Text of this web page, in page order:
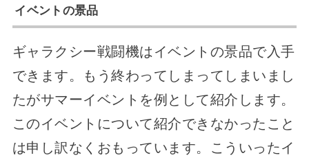
イベントの景品
ギャラクシー戦闘機はイベントの景品で入手
できます。もう終わってしまってしまいまし
たがサマーイベントを例として紹介します。
このイベントについて紹介できなかったこと
は申し訳なくおもっています。こういったイ